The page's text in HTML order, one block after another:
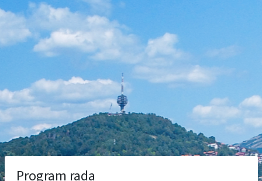
Program rada